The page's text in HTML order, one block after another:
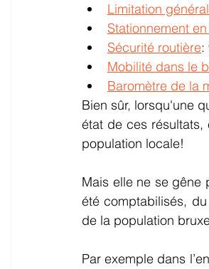
Limitation
Stationnement
Sécurité routière:
Mobilité dans le
Baromètre de la
Bien sûr, lorsqu'une
état de ces
population locale!
Mais elle ne se gêne
été comptabilisés,
de la population
Par exemple dans